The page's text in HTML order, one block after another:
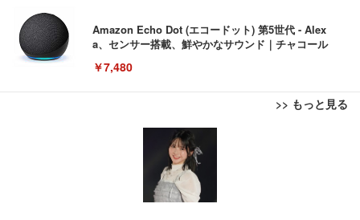
Amazon Echo Dot (エコードット) 第5世代 - Alex
a、センサー搭載、鮮やかなサウンド｜チャコール
￥7,480
>> もっと見る
[EdoErgo] オフィスチェア 椅子 テレワーク 疲れな
い 跳ね上げ式アームレスト コンパクト 約105度ロッ
キング pc 事務椅子 360度回転 座面昇降 強化ナイロ
ン樹脂ベース 通気性メッシュ 在宅ワーク H-WY01
(黒網+黒枠+黒足)
EIZO ビジネス向けプレミアムモニター | FlexScan
EV3240X-WT | 31.5型4K UHD・USB Type-C・ホワ
Amazonベーシック ペットシーツ 薄型 レギュラー 1
回使い捨て 無香料 ホワイト 300枚